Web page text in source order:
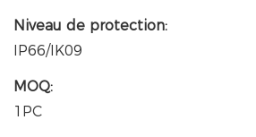
Niveau de protection:
IP66/IK09
MOQ:
1PC